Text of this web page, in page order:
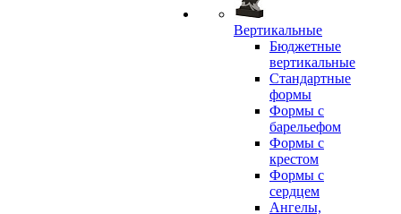
Вертикальные
Бюджетные
вертикальные
Стандартные
формы
Формы с
барельефом
Формы с
крестом
Формы с
сердцем
Ангелы,